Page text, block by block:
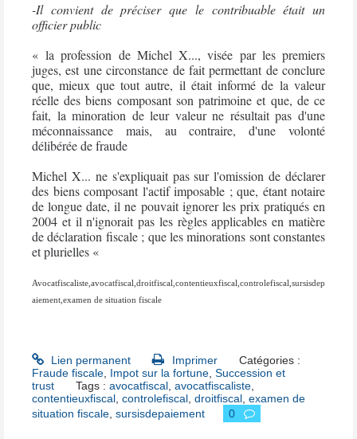
-Il convient de préciser que le contribuable était un
officier public
« la profession de Michel X..., visée par les premiers
juges, est une circonstance de fait permettant de conclure
que, mieux que tout autre, il était informé de la valeur
réelle des biens composant son patrimoine et que, de ce
fait, la minoration de leur valeur ne résultait pas d'une
méconnaissance mais, au contraire, d'une volonté
délibérée de fraude
Michel X... ne s'expliquait pas sur l'omission de déclarer
des biens composant l'actif imposable ; que, étant notaire
de longue date, il ne pouvait ignorer les prix pratiqués en
2004 et il n'ignorait pas les règles applicables en matière
de déclaration fiscale ; que les minorations sont constantes
et plurielles «
Avocatfiscaliste,avocatfiscal,droitfiscal,contentieuxfiscal,controlefiscal,sursisdep
aiement,examen de situation fiscale
Lien permanent Imprimer
Catégories :
Fraude fiscale Impot sur la fortune Succession et
trust
Tags :avocatfiscal ,avocatfiscaliste
contentieuxfiscal controlefiscal droitfiscal examen de
situation fiscale sursisdepaiement 0